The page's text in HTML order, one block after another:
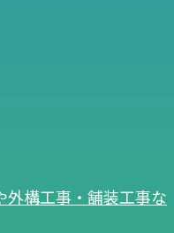
外構工事・舗装工事な